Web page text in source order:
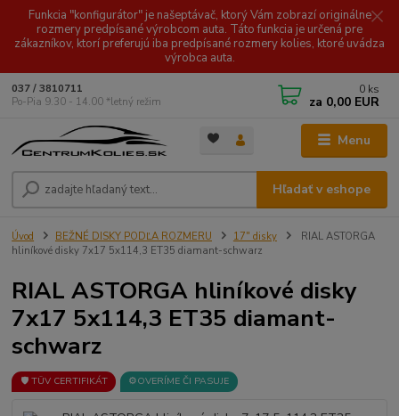
Funkcia "konfigurátor" je našeptávač, ktorý Vám zobrazí originálne
rozmery predpísané výrobcom auta. Táto funkcia je určená pre
zákazníkov, ktorí preferujú iba predpísané rozmery kolies, ktoré uvádza
výrobca auta.
Menu
Hľadať v eshope
037 / 3810711
Po-Pia 9.30 - 14.00 *letný režim
0 ks
za 0,00 EUR
Úvod BEŽNÉ DISKY PODĽA ROZMERU 17" disky
RIAL ASTORGA
hliníkové disky 7x17 5x114,3 ET35 diamant-schwarz
RIAL ASTORGA hliníkové disky
7x17 5x114,3 ET35 diamant-
schwarz
🛡️ TÜV CERTIFIKÁT ⚙️OVERÍME ČI PASUJE